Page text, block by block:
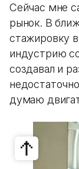
Сейчас мне
рынок. В
стажировку
индустрию
создавал и
думаю